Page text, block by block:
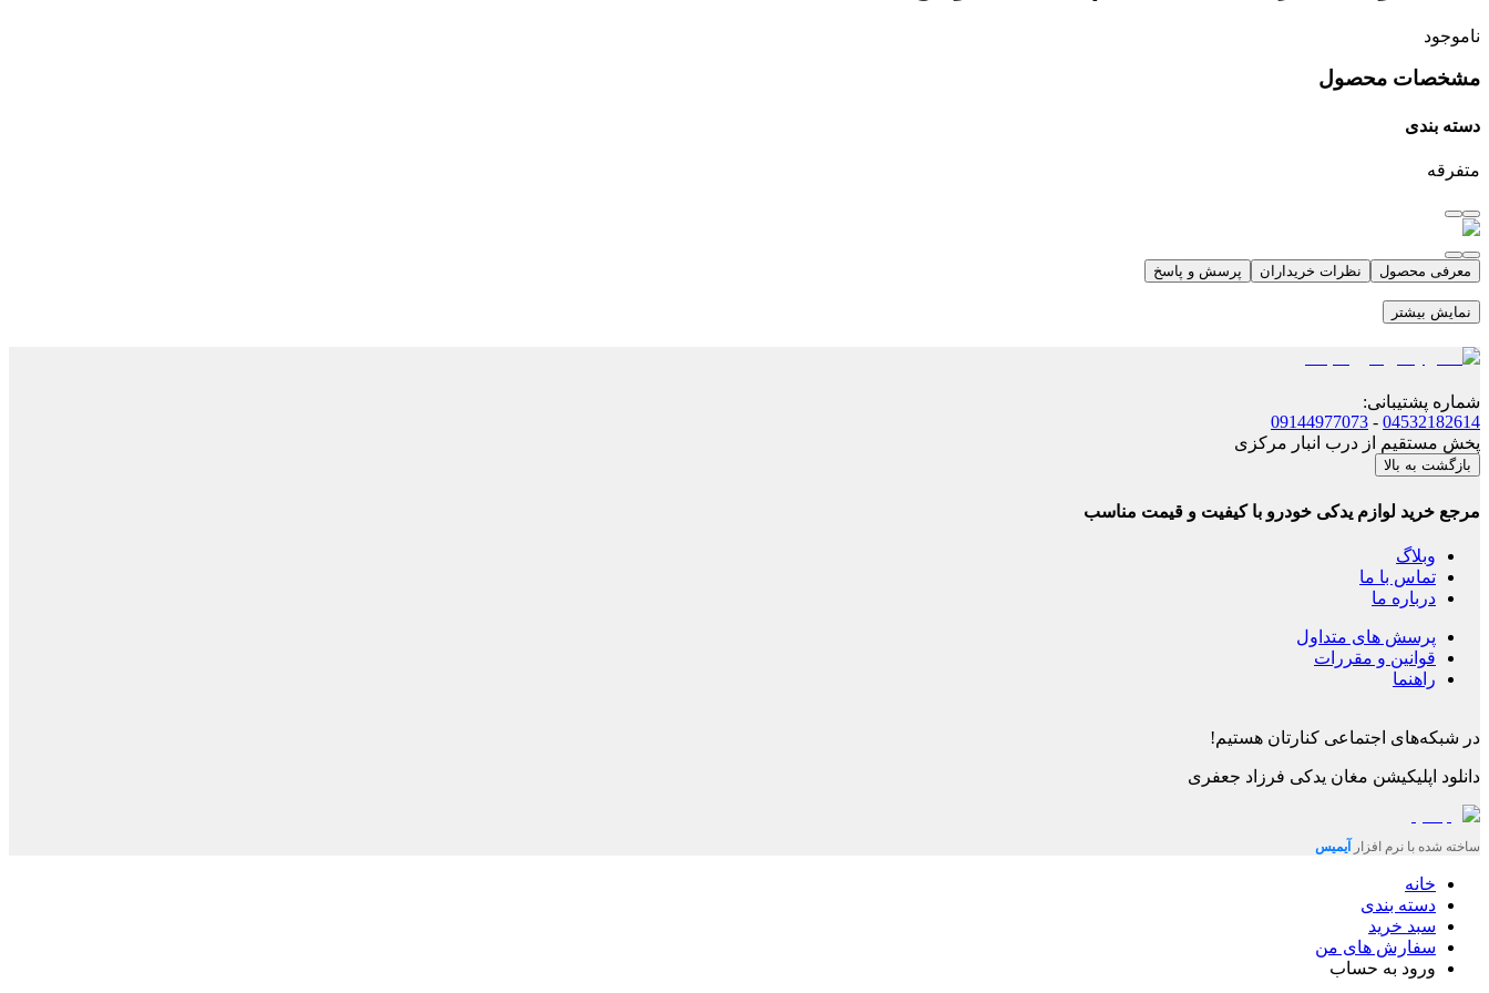
ناموجود
مشخصات محصول
دسته بندی
متفرقه
معرفی محصول نظرات خریداران پرسش و پاسخ
نمایش بیشتر
شماره پشتیبانی:
04532182614
-
09144977073
پخش مستقیم از درب انبار مرکزی
بازگشت به بالا
مرجع خرید لوازم یدکی خودرو با کیفیت و قیمت مناسب
وبلاگ
تماس با ما
درباره ما
پرسش های متداول
قوانین و مقررات
راهنما
در شبکه‌های اجتماعی کنارتان هستیم!
دانلود اپلیکیشن مغان یدکی فرزاد جعفری
ساخته شده با نرم افزار آیمیس
خانه
دسته بندی
سبد خرید
سفارش های من
ورود به حساب